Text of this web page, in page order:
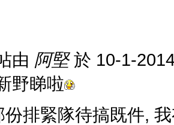
由 阿堅於 10-1-
野睇啦
份排緊隊待搞既件,